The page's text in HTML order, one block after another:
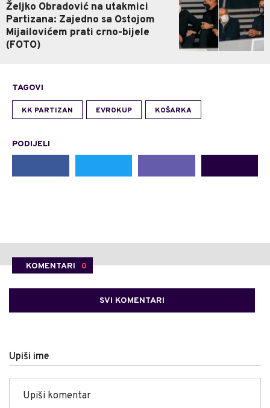
Željko Obradović na utakmici
Partizana: Zajedno sa Ostojom
Mijailovićem prati crno-bijele
(FOTO)
TAGOVI
KK PARTIZAN EVROKUP KOŠARKA
PODIJELI
KOMENTARI 0
SVI KOMENTARI
Upiši ime